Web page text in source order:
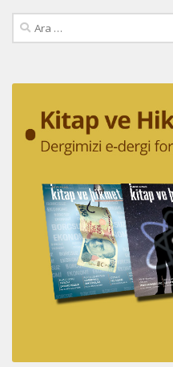
Arama: